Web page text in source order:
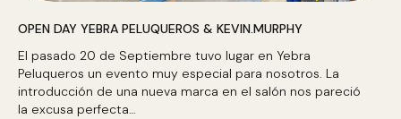
OPEN DAY YEBRA PELUQUEROS & KEVIN.MURPHY
El pasado 20 de Septiembre tuvo lugar en Yebra
Peluqueros un evento muy especial para nosotros. La
introducción de una nueva marca en el salón nos pareció
la excusa perfecta…